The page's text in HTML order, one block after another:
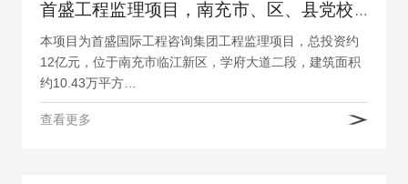
首盛工程监理项目，南充市、区、县党校（1+5）共建项目监理
本项目为首盛国际工程咨询集团工程监理项目，总投资约
12亿元，位于南充市临江新区，学府大道二段，建筑面积
约10.43万平方…
查看更多